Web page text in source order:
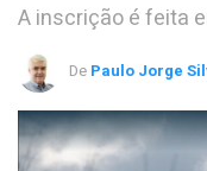
A inscrição é feita
De Paulo Jorge